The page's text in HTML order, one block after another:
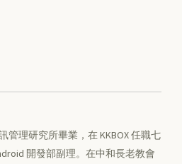
管理研究所畢業，在 KKBOX 任職七
開發部副理。在中和長老教會